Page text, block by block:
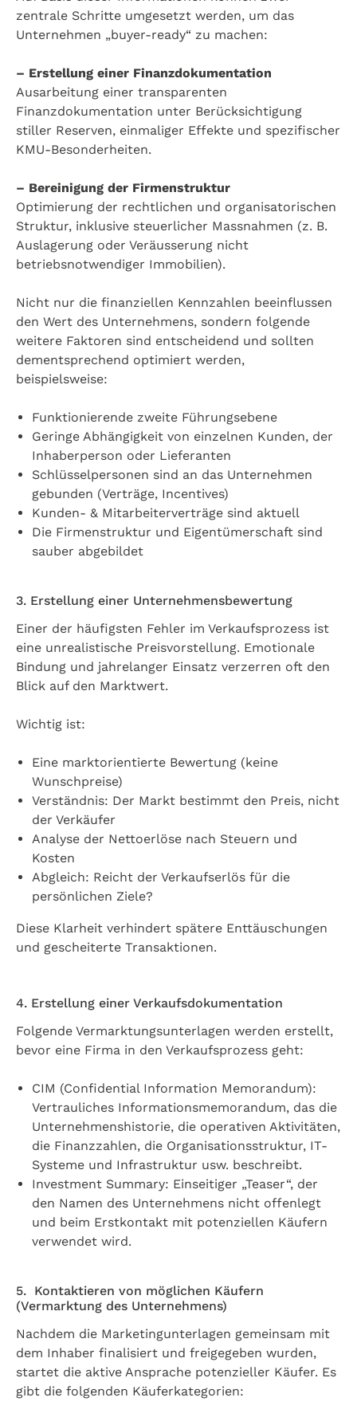
zentrale Schritte umgesetzt werden, um das
Unternehmen „buyer-ready“ zu machen:
– Erstellung einer Finanzdokumentation
Ausarbeitung einer transparenten
Finanzdokumentation unter Berücksichtigung
stiller Reserven, einmaliger Effekte und spezifischer
KMU-Besonderheiten.
– Bereinigung der Firmenstruktur
Optimierung der rechtlichen und organisatorischen
Struktur, inklusive steuerlicher Massnahmen (z. B.
Auslagerung oder Veräusserung nicht
betriebsnotwendiger Immobilien).
Nicht nur die finanziellen Kennzahlen beeinflussen
den Wert des Unternehmens, sondern folgende
weitere Faktoren sind entscheidend und sollten
dementsprechend optimiert werden,
beispielsweise:
Funktionierende zweite Führungsebene
Geringe Abhängigkeit von einzelnen Kunden, der
Inhaberperson oder Lieferanten
Schlüsselpersonen sind an das Unternehmen
gebunden (Verträge, Incentives)
Kunden- & Mitarbeiterverträge sind aktuell
Die Firmenstruktur und Eigentümerschaft sind
sauber abgebildet
3. Erstellung einer Unternehmensbewertung
Einer der häufigsten Fehler im Verkaufsprozess ist
eine unrealistische Preisvorstellung. Emotionale
Bindung und jahrelanger Einsatz verzerren oft den
Blick auf den Marktwert.
Wichtig ist:
Eine marktorientierte Bewertung (keine
Wunschpreise)
Verständnis: Der Markt bestimmt den Preis, nicht
der Verkäufer
Analyse der Nettoerlöse nach Steuern und
Kosten
Abgleich: Reicht der Verkaufserlös für die
persönlichen Ziele?
Diese Klarheit verhindert spätere Enttäuschungen
und gescheiterte Transaktionen.
4. Erstellung einer Verkaufsdokumentation
Folgende Vermarktungsunterlagen werden erstellt,
bevor eine Firma in den Verkaufsprozess geht:
CIM (Confidential Information Memorandum):
Vertrauliches Informationsmemorandum, das die
Unternehmenshistorie, die operativen Aktivitäten,
die Finanzzahlen, die Organisationsstruktur, IT-
Systeme und Infrastruktur usw. beschreibt.
Investment Summary: Einseitiger „Teaser“, der
den Namen des Unternehmens nicht offenlegt
und beim Erstkontakt mit potenziellen Käufern
verwendet wird.
5. Kontaktieren von möglichen Käufern
(Vermarktung des Unternehmens)
Nachdem die Marketingunterlagen gemeinsam mit
dem Inhaber finalisiert und freigegeben wurden,
startet die aktive Ansprache potenzieller Käufer. Es
gibt die folgenden Käuferkategorien: